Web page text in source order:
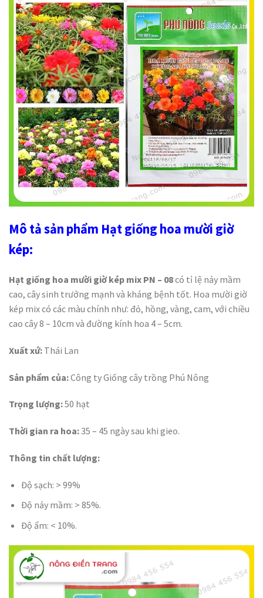
Mô tả sản phẩm Hạt giống hoa mười giờ
kép:
Hạt giống hoa mười giờ kép mix PN – 08có tỉ lệ nảy mầm
cao, cây sinh trưởng mạnh và kháng bệnh tốt. Hoa mười giờ
kép mix có các màu chính như: đỏ, hồng, vàng, cam, với chiều
cao cây 8 – 10cm và đường kính hoa 4 – 5cm.
Xuất xứ: Thái Lan
Sản phẩm của:Công ty Giống cây trồng Phú Nông
Trọng lượng:50 hạt
Thời gian ra hoa: 35 – 45 ngày sau khi gieo.
Thông tin chất lượng:
Độ sạch: > 99%
Độ nảy mầm: > 85%.
Độ ẩm: < 10%.